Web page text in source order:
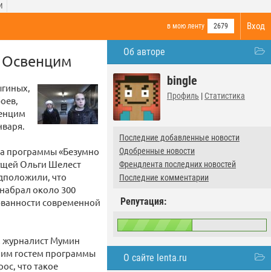
Вход
в мою ленту 2679
Об авторе
bingle
Профиль | Статистика
Последние добавленные новости
Одобренные новости
Френдлента последних новостей
Последние комментарии
Репутация:
О сайте lenta.ru
Освенцим
программы «Безумно
Ольги Шелест
что
около 300
современной
журналист Мумин
гостем программы
что такое